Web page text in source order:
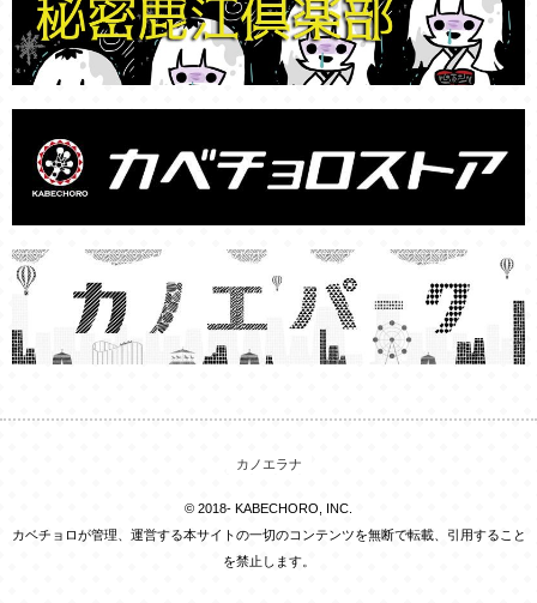
カノエラナ
© 2018- KABECHORO, INC.
カベチョロが管理、運営する本サイトの一切のコンテンツを無断で転載、引用すること
を禁止します。